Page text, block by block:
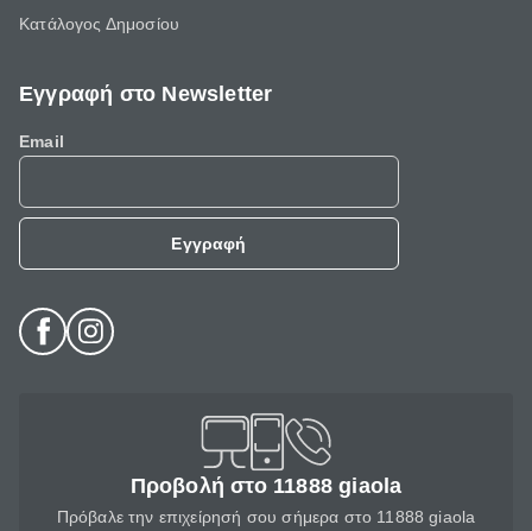
Κατάλογος Δημοσίου
Εγγραφή στο Newsletter
Email
Εγγραφή
Προβολή στο 11888 giaola
Πρόβαλε την επιχείρησή σου σήμερα στο 11888 giaola